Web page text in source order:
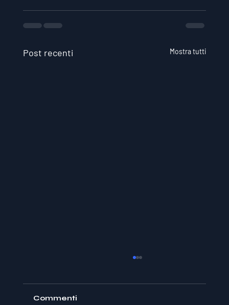
Post recenti Mostra tutti
Commenti